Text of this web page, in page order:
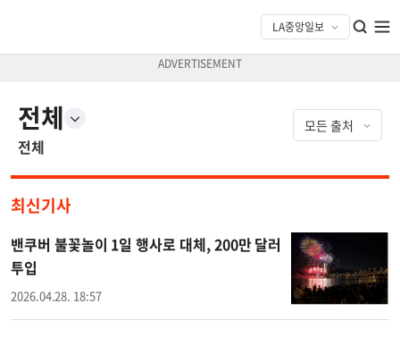
전체
전체
최신기사
밴쿠버 불꽃놀이 1일 행사로 대체, 200만 달러
투입
2026.04.28. 18:57